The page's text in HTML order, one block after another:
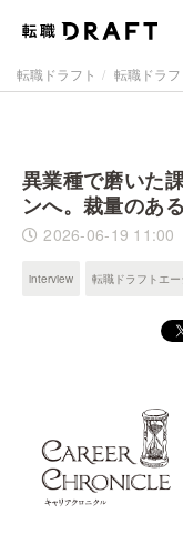
転職ドラフト 転職ドラ
異業種で磨いた
ンへ。裁量のあ
2026-06-19 11:00
interview 転職ドラフトエ